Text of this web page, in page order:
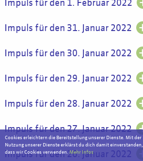
Cookies erleichtern die Bereitstellung unserer Dienste. Mit der
Nutzung unserer Dienste erklärst du dich damit einverstanden,
dass wir Cookies verwenden.Mehr Infos
Impuls für den 1. Februar 2022
Impuls für den 31. Januar 2022
Impuls für den 30. Januar 2022
Impuls für den 29. Januar 2022
Impuls für den 28. Januar 2022
Impuls für den 27. Januar 2022
Impuls für den 26. Januar 2022